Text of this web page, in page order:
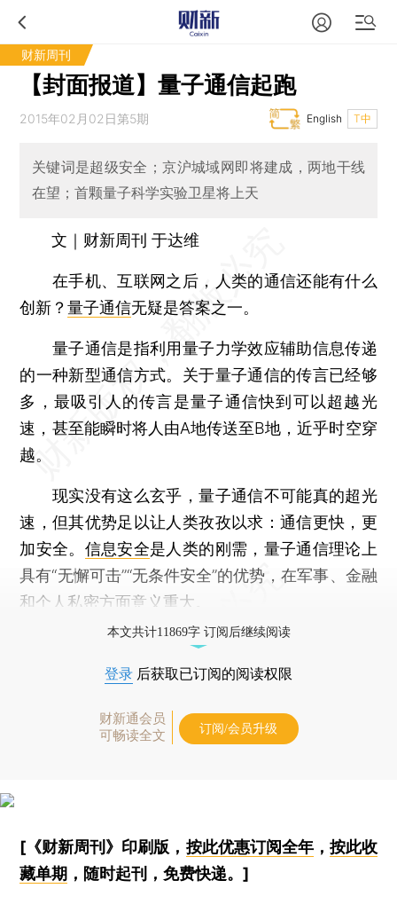
财新周刊
【封面报道】量子通信起跑
2015年02月02日第5期 T中
English
关键词是超级安全；京沪城域网即将建成，两地干线
在望；首颗量子科学实验卫星将上天
文｜财新周刊 于达维
在手机、互联网之后，人类的通信还能有什么
创新？量子通信无疑是答案之一。
量子通信是指利用量子力学效应辅助信息传递
的一种新型通信方式。关于量子通信的传言已经够
多，最吸引人的传言是量子通信快到可以超越光
速，甚至能瞬时将人由A地传送至B地，近乎时空穿
越。
现实没有这么玄乎，量子通信不可能真的超光
速，但其优势足以让人类孜孜以求：通信更快，更
加安全。 信息安全是人类的刚需，量子通信理论上
具有“无懈可击”“无条件安全”的优势，在军事、金融
和个人私密方面意义重大。
本文共计11869字 订阅后继续阅读
登录 后获取已订阅的阅读权限
财新通会员
可畅读全文
订阅/会员升级
[《财新周刊》印刷版， 按此优惠订阅全年， 按此收
藏单期 ，随时起刊，免费快递。]